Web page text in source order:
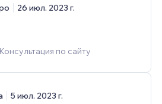
26 июл. 2023 г.
по сайту
5 июл. 2023 г.